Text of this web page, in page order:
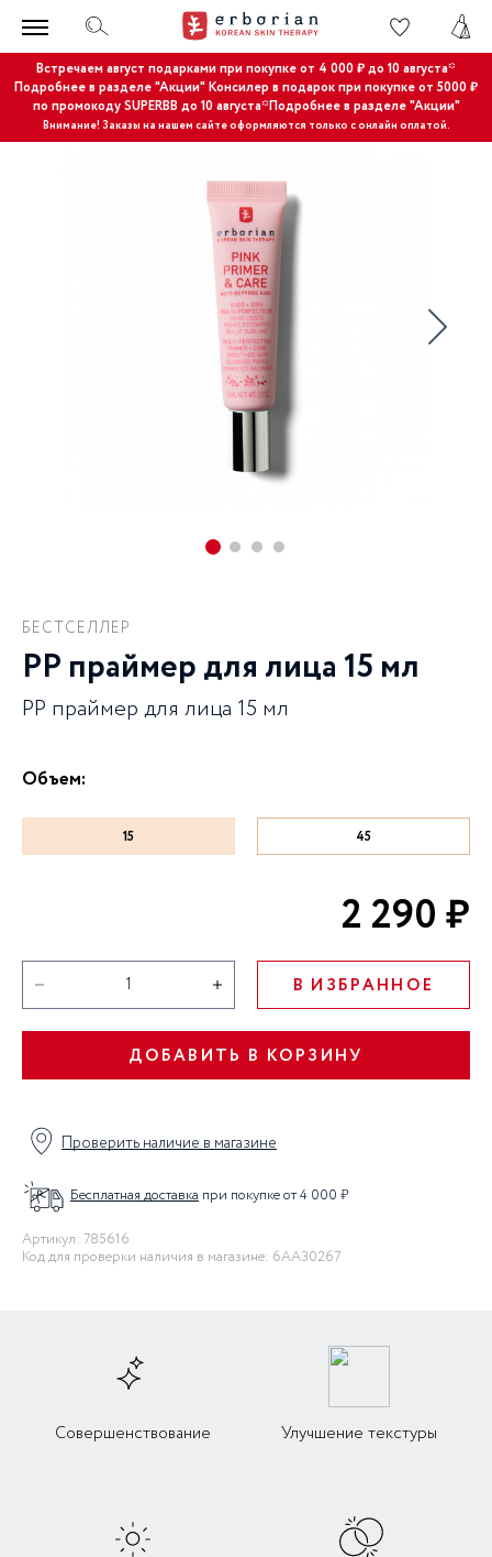
Встречаем август подарками при покупке от 4 000 ₽ до 10 августа*
Подробнее в разделе "Акции"Консилер в подарок при покупке от 5000 ₽
по промокоду SUPERBB до 10 августа*Подробнее в разделе "Акции"
Внимание! Заказы на нашем сайте оформляются только с онлайн оплатой.
БЕСТСЕЛЛЕР
PP праймер для лица 15 мл
PP праймер для лица 15 мл
Объем:
15 45
2 290 ₽
В ИЗБРАННОЕ
ДОБАВИТЬ В КОРЗИНУ
Проверить наличие в магазине
Бесплатная доставка при покупке от 4 000 ₽
Артикул: 785616
Код для проверки наличия в магазине: 6AA30267
Совершенствование Улучшение текстуры